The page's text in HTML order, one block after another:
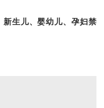
新生儿、婴幼儿、孕妇禁